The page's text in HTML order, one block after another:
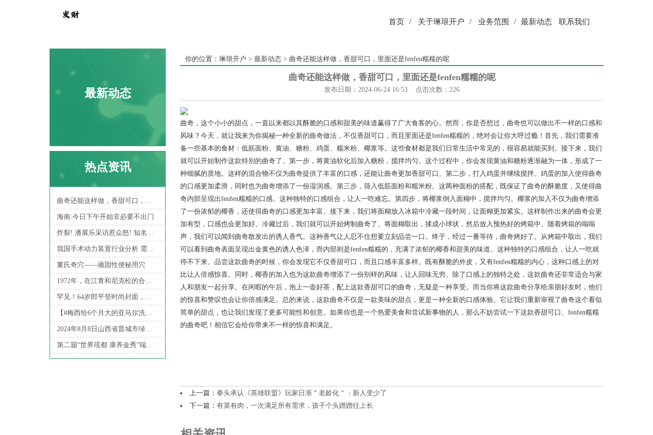
首页 / 关于琳琅开户 / 业务范围 / 最新动态 联系我们
最新动态
热点资讯
曲奇还能这样做，香甜可口，里面还是fenfen糯糯的呢
海南:今日下午开始非必要不出门
炸裂! 潘展乐采访惹众怒! 知名博主怒斥其“巨婴”, 网友评论炸锅
我国手术动力装置行业分析 需求趋向一次性化 进口替代加速前行
董氏奇穴——顽固性便秘用穴
1972年，在江青和尼克松的合影中，有一位青春美丽的女翻译是谁？
罕见！64岁郎平登时尚封面，戴墨镜好帅，行走的衣架，不输超模
【#梅西给6个月大的亚马尔洗过澡#】#亚马尔成欧洲杯最年轻进球者#
2024年8月8日山西省晋城市绿欣农产品贸易有限公司价格行情
第二届“世界瑶都 康养金秀”端午·瑶族康养文化旅游活动开幕
你的位置：琳琅开户 >最新动态 > 曲奇还能这样做，香甜可口，里面还是fenfen糯糯的呢
曲奇还能这样做，香甜可口，里面还是fenfen糯糯的呢
发布日期：2024-06-24 16:53 点击次数：226
曲奇，这个小小的甜点，一直以来都以其酥脆的口感和甜美的味道赢得了广大食客的心。然而，你是否想过，曲奇也可以做出不一样的口感和
风味？今天，就让我来为你揭秘一种全新的曲奇做法，不仅香甜可口，而且里面还是fenfen糯糯的，绝对会让你大呼过瘾！首先，我们需要准
备一些基本的食材：低筋面粉、黄油、糖粉、鸡蛋、糯米粉、椰浆等。这些食材都是我们日常生活中常见的，很容易就能买到。接下来，我们
就可以开始制作这款特别的曲奇了。第一步，将黄油软化后加入糖粉，搅拌均匀。这个过程中，你会发现黄油和糖粉逐渐融为一体，形成了一
种细腻的质地。这样的混合物不仅为曲奇提供了丰富的口感，还能让曲奇更加香甜可口。第二步，打入鸡蛋并继续搅拌。鸡蛋的加入使得曲奇
的口感更加柔滑，同时也为曲奇增添了一份湿润感。第三步，筛入低筋面粉和糯米粉。这两种面粉的搭配，既保证了曲奇的酥脆度，又使得曲
奇内部呈现出fenfen糯糯的口感。这种独特的口感组合，让人一吃难忘。第四步，将椰浆倒入面糊中，搅拌均匀。椰浆的加入不仅为曲奇增添
了一份浓郁的椰香，还使得曲奇的口感更加丰富。接下来，我们将面糊放入冰箱中冷藏一段时间，让面糊更加紧实。这样制作出来的曲奇会更
加有型，口感也会更加好。冷藏过后，我们就可以开始烤制曲奇了。将面糊取出，揉成小球状，然后放入预热好的烤箱中。随着烤箱的嗡嗡
声，我们可以闻到曲奇散发出的诱人香气。这种香气让人忍不住想要立刻品尝一口。终于，经过一番等待，曲奇烤好了。从烤箱中取出，我们
可以看到曲奇表面呈现出金黄色的诱人色泽，而内部则是fenfen糯糯的，充满了浓郁的椰香和甜美的味道。这种独特的口感组合，让人一吃就
停不下来。品尝这款曲奇的时候，你会发现它不仅香甜可口，而且口感丰富多样。既有酥脆的外皮，又有fenfen糯糯的内心，这种口感上的对
比让人倍感惊喜。同时，椰香的加入也为这款曲奇增添了一份别样的风味，让人回味无穷。除了口感上的独特之处，这款曲奇还非常适合与家
人和朋友一起分享。在闲暇的午后，泡上一壶好茶，配上这款香甜可口的曲奇，无疑是一种享受。而当你将这款曲奇分享给亲朋好友时，他们
的惊喜和赞叹也会让你倍感满足。总的来说，这款曲奇不仅是一款美味的甜点，更是一种全新的口感体验。它让我们重新审视了曲奇这个看似
简单的甜点，也让我们发现了更多可能性和创意。如果你也是一个热爱美食和尝试新事物的人，那么不妨尝试一下这款香甜可口、fenfen糯糯
的曲奇吧！相信它会给你带来不一样的惊喜和满足。
上一篇：拳头承认《英雄联盟》玩家日渐＂老龄化＂：新人变少了
下一篇：有菜有肉，一次满足所有需求，孩子个头蹭蹭往上长